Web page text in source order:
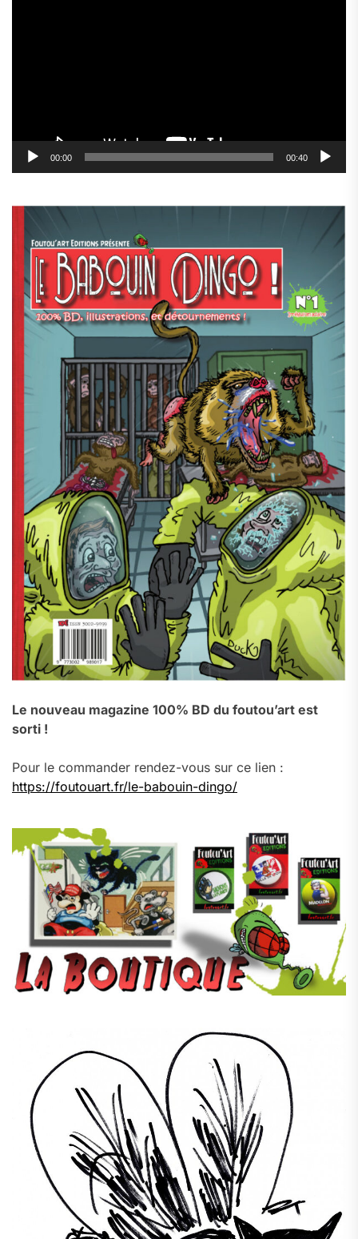
00:00 00:40
Le nouveau magazine 100% BD du foutou’art est
sorti !
Pour le commander rendez-vous sur ce lien :
https://foutouart.fr/le-babouin-dingo/